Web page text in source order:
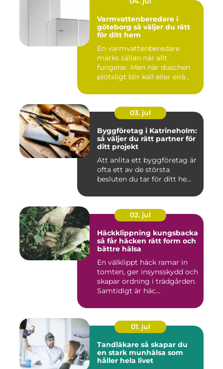
Varmvattenberedare i
göteborg så väljer du rätt
för ditt hem
En varmvattenberedare
märks sällan när allt
fungerar. Men när duschen
plötsligt blir kall eller elrä...
03. jul
Byggföretag i Katrineholm:
så väljer du rätt partner för
ditt projekt
Att anlita ett byggföretag är
ofta ett av de största
besluten du tar för ditt he...
02. jul
Häckklippning kungsbacka
så får häcken rätt form och
bättre hälsa
En välklippt häck ramar in
tomten, ger insynsskydd och
skapar ordning i trädgården.
Samtidigt är häc...
01. jul
Tandläkare så skapar du
en stark munhälsa som
håller hela livet